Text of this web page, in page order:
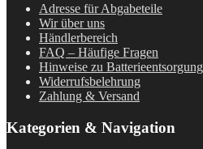
Adresse für Abgabeteile
Wir über uns
Händlerbereich
FAQ – Häufige Fragen
Hinweise zu Batterieentsorgung
Widerrufsbelehrung
Zahlung & Versand
Kategorien & Navigation